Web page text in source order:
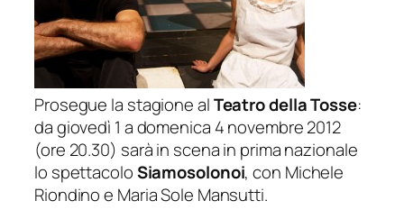
Prosegue la stagione alTeatro della Tosse:
da giovedì 1 a domenica 4 novembre 2012
(ore 20.30) sarà in scena in prima nazionale
lo spettacoloSiamosolonoi, con Michele
Riondino e Maria Sole Mansutti.